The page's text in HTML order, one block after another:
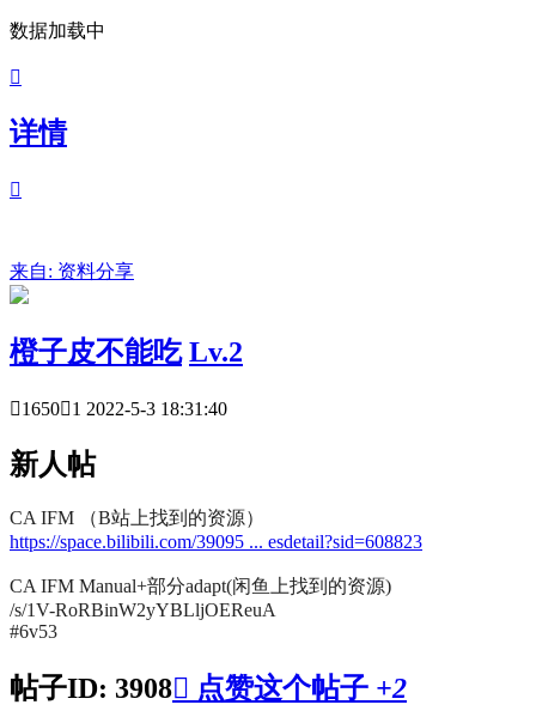
数据加载中

详情

来自: 资料分享
橙子皮不能吃 Lv.2
16501 2022-5-3 18:31:40
新人帖
CA IFM （B站上找到的资源）
https://space.bilibili.com/39095 ... esdetail?sid=608823
CA IFM Manual+部分adapt(闲鱼上找到的资源)
/s/1V-RoRBinW2yYBLljOEReuA
#6v53
帖子ID: 3908 点赞这个帖子 +2